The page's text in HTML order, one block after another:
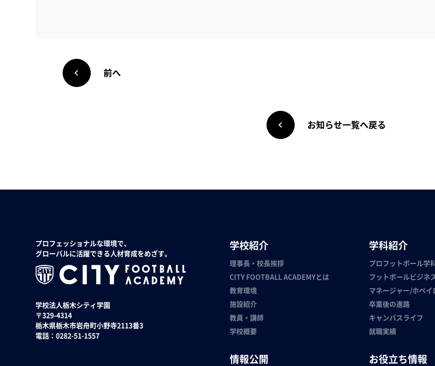
前へ
お知らせ一覧へ戻る
プロフェッショナルな環境で、
グローバルに活躍できる人材育成をめざす。
学校法人栃木シティ学園
〒329-4314
栃木県栃木市岩舟町小野寺2113番3
電話：0282-51-1557
学校紹介
理事長・校長挨拶
CITY FOOTBALL ACADEMYとは
教育環境
施設紹介
教員・講師
学校概要
情報公開
学科紹介
プロフットボール学
フットボールビジネ
マネージャー/ホペイ
卒業後の進路
キャンパスライフ
就職実績
お役立ち情報